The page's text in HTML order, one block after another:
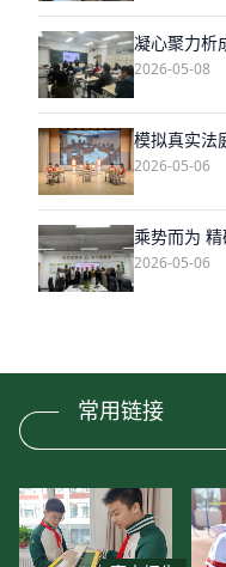
凝心聚力析
2026-05-08
2026-05-06
乘势而为
2026-05-06
常用链接